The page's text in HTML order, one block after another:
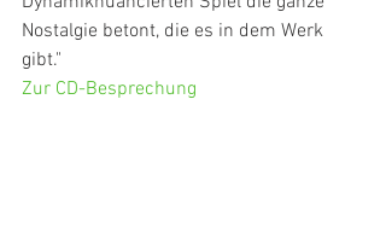
Nostalgie betont, die es in dem Werk
gibt."
Zur CD-Besprechung